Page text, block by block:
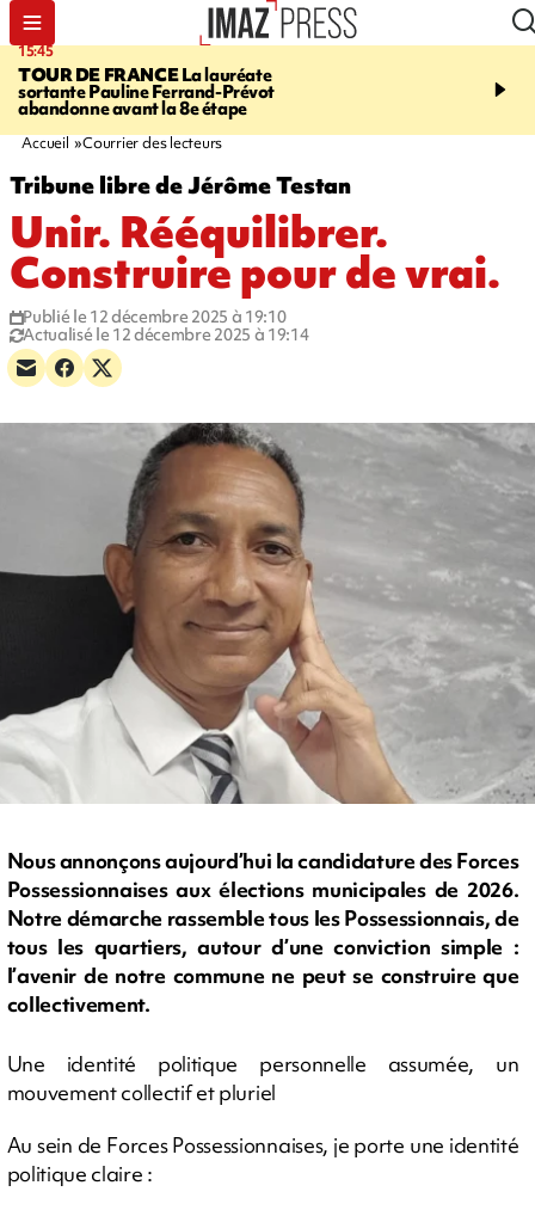
15:45
TOUR DE FRANCELa lauréate
sortante Pauline Ferrand-Prévot
abandonne avant la 8e étape
20:17
routière, concours de
Accueil Courrier des lecteurs
Tribune libre de Jérôme Testan
Unir. Rééquilibrer.
Construire pour de vrai.
Publié le 12 décembre 2025 à 19:10
Actualisé le 12 décembre 2025 à 19:14
Nous annonçons aujourd’hui la candidature des Forces
Possessionnaises aux élections municipales de 2026.
Notre démarche rassemble tous les Possessionnais, de
tous les quartiers, autour d’une conviction simple :
l’avenir de notre commune ne peut se construire que
collectivement.
Une identité politique personnelle assumée, un
mouvement collectif et pluriel
Au sein de Forces Possessionnaises, je porte une identité
politique claire :